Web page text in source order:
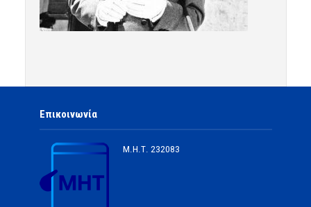
Επικοινωνία
Μ.Η.Τ. 232083